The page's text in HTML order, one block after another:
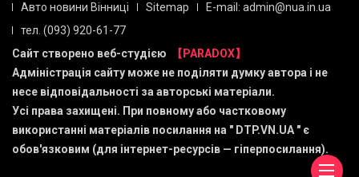
Авто новини Вінниці
Sitemap
E-mail: admin@nua.in.ua
тел. (093) 920-61-77
Сайт створено веб-студією
【PARADOX】
Адміністрація сайту може не поділяти думку автора і не
несе відповідальності за авторські матеріали.
Усі права захищені. При повному або частковому
використанні матеріалів посилання на " DTP.VN.UA " є
обов'язковим (для інтернет-ресурсів — гіперпосилання).